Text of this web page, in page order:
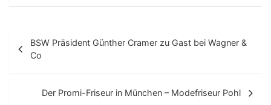
e
i
BSW Präsident Günther Cramer zu Gast bei Wagner &
Co
Der Promi-Friseur in München – Modefriseur Pohl